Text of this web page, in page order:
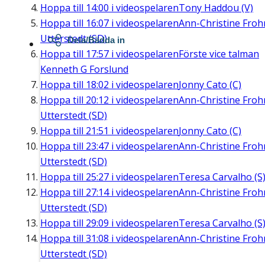
Hoppa till 14:00 i videospelarenTony Haddou (V)
Hoppa till 16:07 i videospelarenAnn-Christine
Utterstedt (SD)
Hoppa till 17:57 i videospelarenFörste vice talman
Kenneth G Forslund
Hoppa till 18:02 i videospelarenJonny Cato (C)
Hoppa till 20:12 i videospelarenAnn-Christine
Utterstedt (SD)
Hoppa till 21:51 i videospelarenJonny Cato (C)
Hoppa till 23:47 i videospelarenAnn-Christine
Utterstedt (SD)
Hoppa till 25:27 i videospelarenTeresa Carvalho (S)
Hoppa till 27:14i videospelarenAnn-Christine
Utterstedt (SD)
Hoppa till 29:09 i videospelarenTeresa Carvalho (S)
Hoppa till 31:08 i videospelarenAnn-Christine
Utterstedt (SD)
Dela/Bädda in